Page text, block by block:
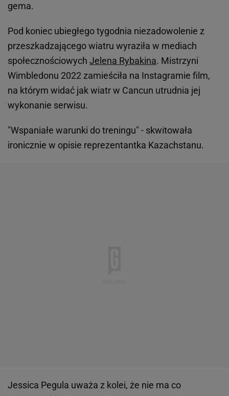
gema.
Pod koniec ubiegłego tygodnia niezadowolenie z
przeszkadzającego wiatru wyraziła w mediach
społecznościowych Jelena Rybakina. Mistrzyni
Wimbledonu 2022 zamieściła na Instagramie film,
na którym widać jak wiatr w Cancun utrudnia jej
wykonanie serwisu.
"Wspaniałe warunki do treningu" - skwitowała
ironicznie w opisie reprezentantka Kazachstanu.
Jessica Pegula uważa z kolei, że nie ma co